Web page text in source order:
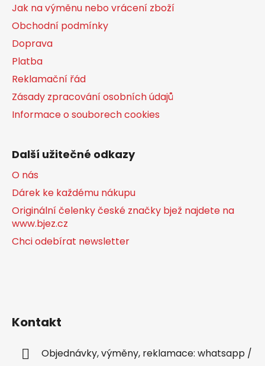
Jak na výměnu nebo vrácení zboží
Obchodní podmínky
Doprava
Platba
Reklamační řád
Zásady zpracování osobních údajů
Informace o souborech cookies
Další užitečné odkazy
O nás
Dárek ke každému nákupu
Originální čelenky české značky bjež najdete na
www.bjez.cz
Chci odebírat newsletter
Kontakt
Objednávky, výměny, reklamace: whatsapp /